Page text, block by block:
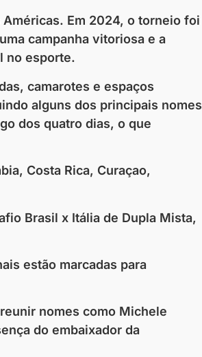
Em 2024, o torneio foi
campanha vitoriosa e a
no esporte.
camarotes e espaços
alguns dos principais nomes
dos quatro dias, o que
Costa Rica, Curaçao,
Brasil x Itália de Dupla Mista,
estão marcadas para
nomes como Michele
do embaixador da